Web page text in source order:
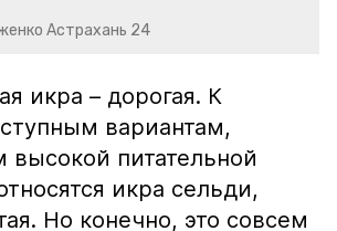
Астрахань 24
икра – дорогая. К
вариантам,
питательной
икра сельди,
Но конечно, это совсем